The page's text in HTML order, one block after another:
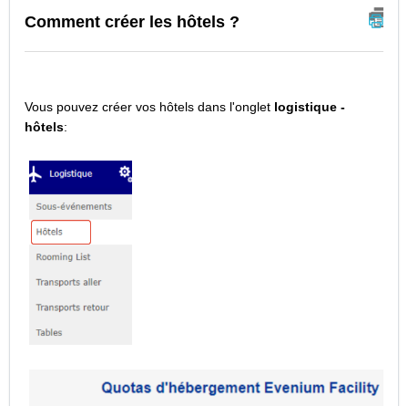
Comment créer les hôtels ?
Vous pouvez créer vos hôtels dans l'onglet logistique -
hôtels: